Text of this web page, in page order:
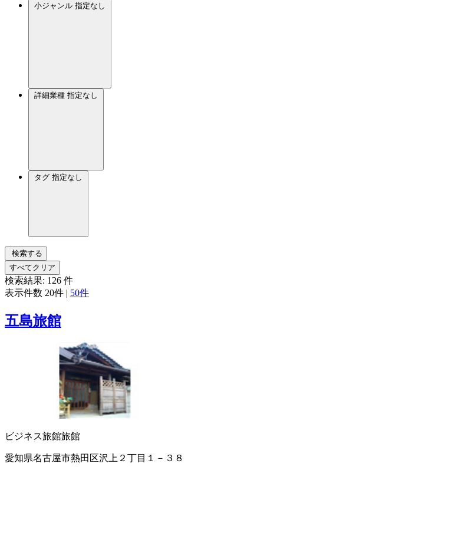
小ジャンル 指定なし
詳細業種 指定なし
タグ 指定なし
検索する
すべてクリア
検索結果: 126 件
表示件数 20件 | 50件
五島旅館
ビジネス旅館旅館
愛知県名古屋市熱田区沢上２丁目１－３８